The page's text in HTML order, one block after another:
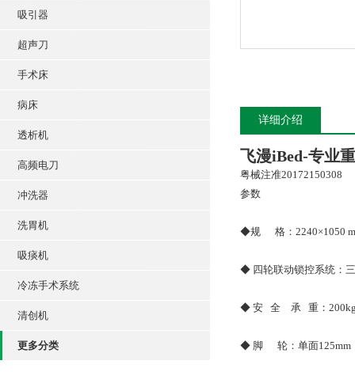
吸引器
超声刀
手术床
病床
透析机
高频电刀
冲洗器
洗胃机
吸痰机
冷冻手术系统
清创机
更多分类
详细介绍
飞漫iBed-专业
粤械注准20172150308
参数
◆规 格：2240×1050
◆ 四轮联动锁控系统：
◆ 安 全 承 重：
◆ 脚 轮：单面125mm